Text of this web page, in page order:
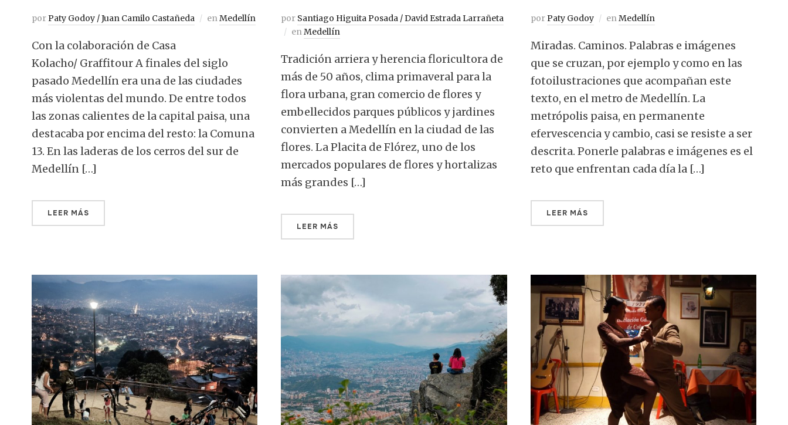
porPaty Godoy / Juan Camilo Castañeda enMedellín
Con la colaboración de Casa
Kolacho/ Graffitour A finales del siglo
pasado Medellín era una de las ciudades
más violentas del mundo. De entre todos
las zonas calientes de la capital paisa, una
destacaba por encima del resto: la Comuna
13. En las laderas de los cerros del sur de
Medellín […]
LEER MÁS
por Santiago Higuita Posada / David Estrada Larrañeta
enMedellín
Tradición arriera y herencia floricultora de
más de 50 años, clima primaveral para la
flora urbana, gran comercio de flores y
embellecidos parques públicos y jardines
convierten a Medellín en la ciudad de las
flores. La Placita de Flórez, uno de los
mercados populares de flores y hortalizas
más grandes […]
LEER MÁS
porPaty Godoy enMedellín
Miradas. Caminos. Palabras e imágenes
que se cruzan, por ejemplo y como en las
fotoilustraciones que acompañan este
texto, en el metro de Medellín. La
metrópolis paisa, en permanente
efervescencia y cambio, casi se resiste a ser
descrita. Ponerle palabras e imágenes es el
reto que enfrentan cada día la […]
LEER MÁS